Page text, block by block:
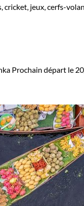
cricket, jeux, cerfs-
Prochain départ le